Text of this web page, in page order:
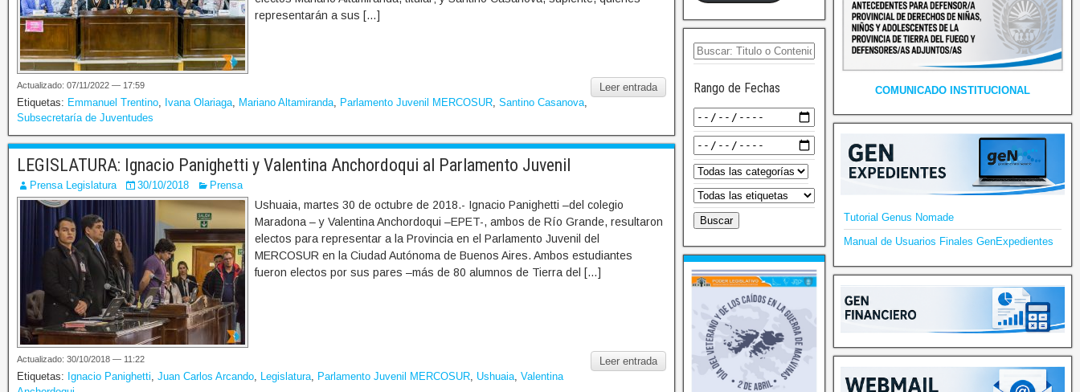
representarán a sus […]
Leer entrada
Actualizado: 07/11/2022 — 17:59
Etiquetas: Emmanuel Trentino, Ivana Olariaga, Mariano Altamiranda, Parlamento Juvenil MERCOSUR, Santino Casanova,
Subsecretaría de Juventudes
LEGISLATURA: Ignacio Panighetti y Valentina Anchordoqui al Parlamento Juvenil
Prensa Legislatura 30/10/2018 Prensa
Ushuaia, martes 30 de octubre de 2018.- Ignacio Panighetti –del colegio
Maradona – y Valentina Anchordoqui –EPET-, ambos de Río Grande, resultaron
electos para representar a la Provincia en el Parlamento Juvenil del
MERCOSUR en la Ciudad Autónoma de Buenos Aires. Ambos estudiantes
fueron electos por sus pares –más de 80 alumnos de Tierra del […]
Leer entrada
Actualizado: 30/10/2018 — 11:22
Etiquetas: Ignacio Panighetti, Juan Carlos Arcando, Legislatura, Parlamento Juvenil MERCOSUR, Ushuaia, Valentina
Rango de Fechas COMUNICADO INSTITUCIONAL
Tutorial Genus Nomade
Manual de Usuarios Finales GenExpedientes